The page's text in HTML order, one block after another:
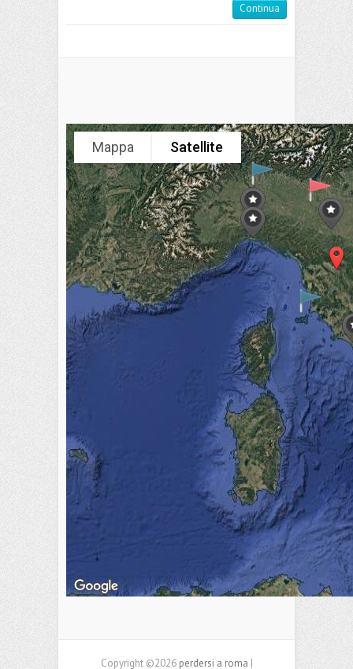
Continua
Mappa Satellite
Copyright ©2026 perdersi a roma |